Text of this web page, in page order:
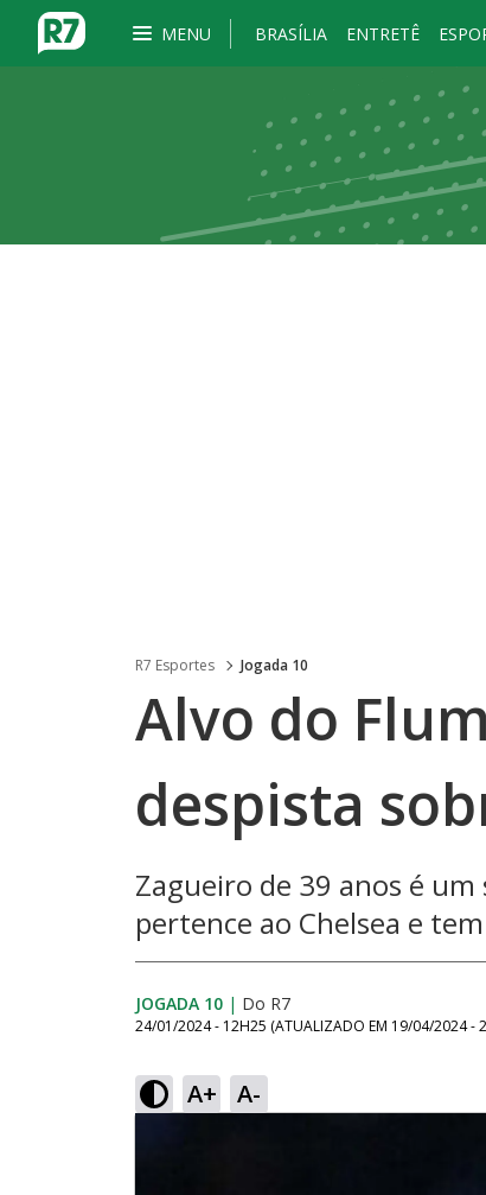
MENU BRASÍLIA ENTRETÊ
R7 Esportes Jogada 10
Alvo do
despista
Zagueiro de 39 anos é
pertence ao Chelsea e
JOGADA 10 | Do R7
24/01/2024 - 12H25 (ATUALIZADO EM 19/04/2024 -
A+ A-